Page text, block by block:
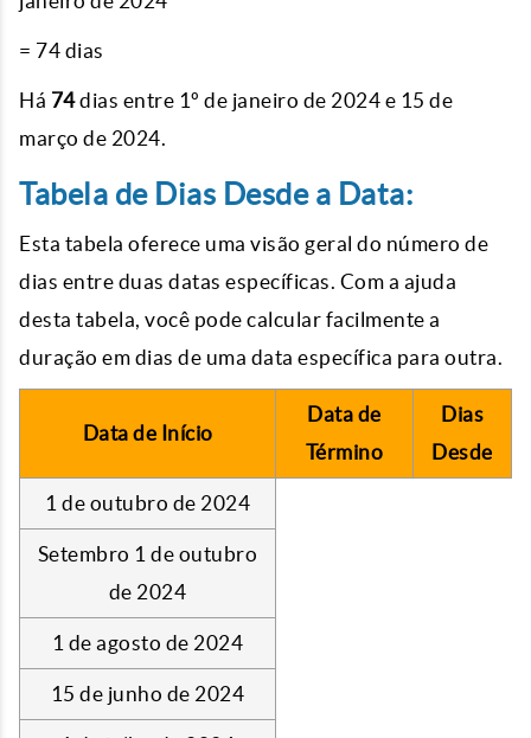
= 74 dias
Há 74dias entre 1º de janeiro de 2024 e 15 de
março de 2024.
Tabela de Dias Desde a Data:
Esta tabela oferece uma visão geral do número de
dias entre duas datas específicas. Com a ajuda
desta tabela, você pode calcular facilmente a
duração em dias de uma data específica para outra.
Data de Início
Data de
Término
Dias
Desde
1 de outubro de 2024
Setembro 1 de outubro
de 2024
1 de agosto de 2024
15 de junho de 2024